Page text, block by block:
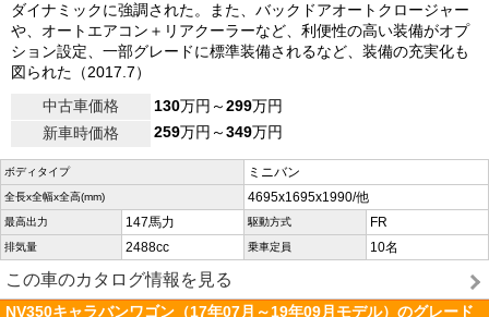
ダイナミックに強調された。また、バックドアオートクロージャー
や、オートエアコン＋リアクーラーなど、利便性の高い装備がオプ
ション設定、一部グレードに標準装備されるなど、装備の充実化も
図られた（2017.7）
中古車価格
130万円～299万円
新車時価格
259万円～349万円
ボディタイプ ミニバン
全長x全幅x全高(mm) 4695x1695x1990/他
最高出力 147馬力 駆動方式 FR
排気量 2488cc 乗車定員 10名
この車のカタログ情報を見る
NV350キャラバンワゴン（17年07月～19年09月モデル）のグレード